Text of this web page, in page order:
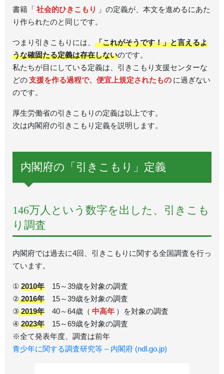
書籍「 社会的ひきこもり
」の定義が、本文を進めるにあた
り作られたのと同じです。
つまり引きこもりには、 「これがそうです！」と言えるよ
うな確固たる定義は存在しないのです。
私たちが目にしている定義は、引きこもり支援センターな
どの支援を作る過程で、便宜上規定されたもの に過ぎない
のです。
厚生労働省の引きこもりの定義は以上です。
次は内閣府の引きこもり定義を説明します。
内閣府の「引きこもり」定義
146万人という数字を出した、引きこも
り調査
内閣府では過去に4回、引きこもりに関する全国調査を行っ
ています。
① 2010年 15～39歳を対象の調査
②2016年 15～39歳を対象の調査
③2019年 40～64歳（ 中高年 ）を対象の調査
④ 2023年 15～69歳を対象の調査
※全て発表年度、調査は前年
青少年に関する調査研究等 – 内閣府 (ndl.go.jp)